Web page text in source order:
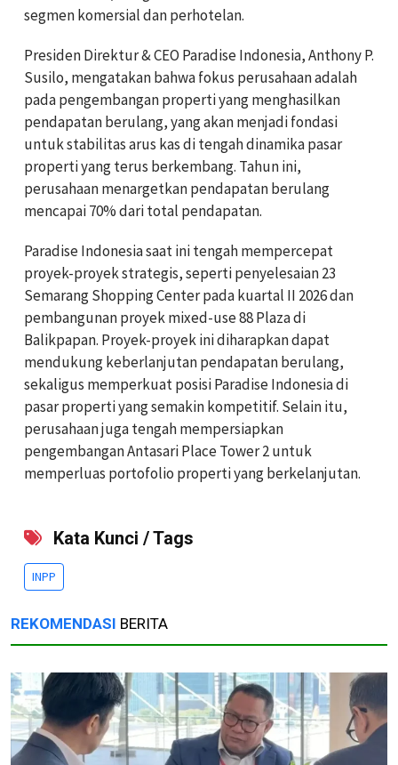
segmen komersial dan perhotelan.
Presiden Direktur & CEO Paradise Indonesia, Anthony P.
Susilo, mengatakan bahwa fokus perusahaan adalah
pada pengembangan properti yang menghasilkan
pendapatan berulang, yang akan menjadi fondasi
untuk stabilitas arus kas di tengah dinamika pasar
properti yang terus berkembang. Tahun ini,
perusahaan menargetkan pendapatan berulang
mencapai 70% dari total pendapatan.
Paradise Indonesia saat ini tengah mempercepat
proyek-proyek strategis, seperti penyelesaian 23
Semarang Shopping Center pada kuartal II 2026 dan
pembangunan proyek mixed-use 88 Plaza di
Balikpapan. Proyek-proyek ini diharapkan dapat
mendukung keberlanjutan pendapatan berulang,
sekaligus memperkuat posisi Paradise Indonesia di
pasar properti yang semakin kompetitif. Selain itu,
perusahaan juga tengah mempersiapkan
pengembangan Antasari Place Tower 2 untuk
memperluas portofolio properti yang berkelanjutan.
Kata Kunci / Tags
INPP
REKOMENDASI BERITA